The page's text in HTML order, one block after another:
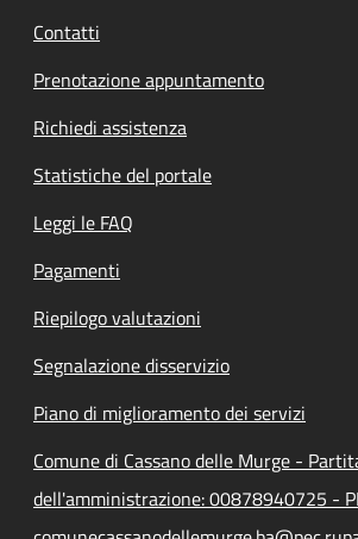
Contatti
Prenotazione appuntamento
Richiedi assistenza
Statistiche del portale
Leggi le FAQ
Pagamenti
Riepilogo valutazioni
Segnalazione disservizio
Piano di miglioramento dei servizi
Comune di Cassano delle Murge -
dell'amministrazione: 00878940725 -